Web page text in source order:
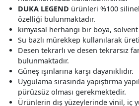
DUKA LEGEND ürünleri %100
özelliği bulunmaktadır.
kimyasal herhangi bir boya,
Su bazlı mürekkep kullanılarak
Desen tekrarlı ve desen tekrarsız
bulunmaktadır.
Güneş ışınlarına karşı dayanıklıdır.
Uygulama sırasında yapıştırma
pürüzsüz olması gerekmektedir.
Ürünlerin dış yüzeylerinde vinil, iç